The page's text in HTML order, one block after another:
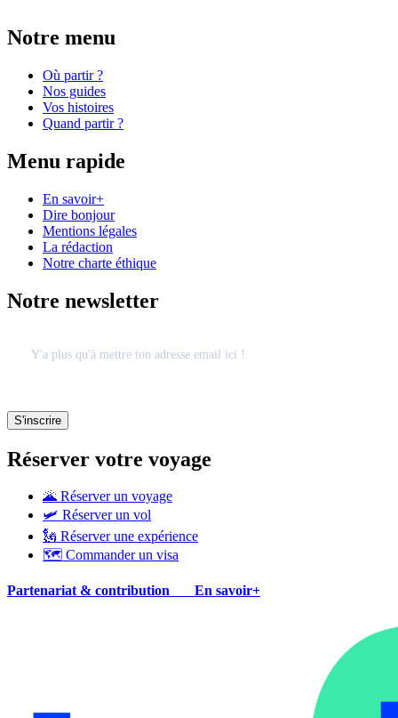
Notre menu
Où partir ?
Nos guides
Vos histoires
Quand partir ?
Menu rapide
En savoir+
Dire bonjour
Mentions légales
La rédaction
Notre charte éthique
Notre newsletter
Réserver votre voyage
🌋 Réserver un voyage
🛩 Réserver un vol
🗽 Réserver une expérience
🗺 Commander un visa
Partenariat & contribution En savoir+